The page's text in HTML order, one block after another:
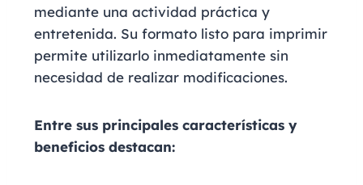
mediante una actividad práctica y
entretenida. Su formato listo para imprimir
permite utilizarlo inmediatamente sin
necesidad de realizar modificaciones.
Entre sus principales características y
beneficios destacan: